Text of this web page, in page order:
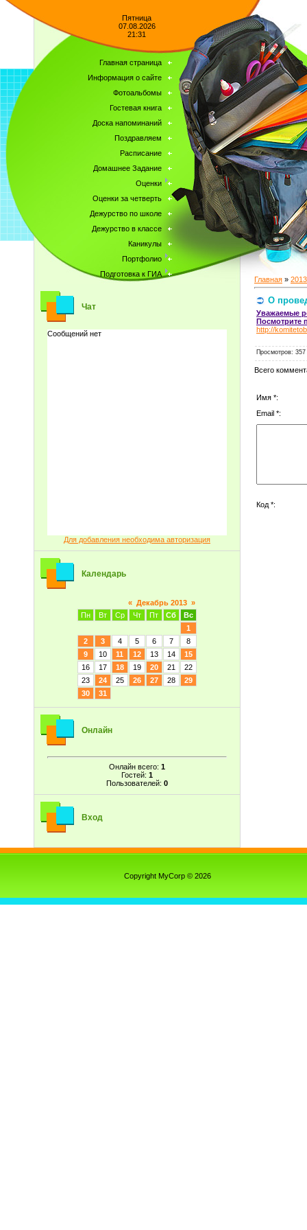
Пятница
07.08.2026
21:31
Главная страница
Информация о сайте
Фотоальбомы
Гостевая книга
Доска напоминаний
Поздравляем
Расписание
Домашнее Задание
Оценки
Оценки за четверть
Дежурство по школе
Дежурство в классе
Каникулы
Портфолио
Подготовка к ГИА
Чат
Для добавления необходима авторизация
Календарь
« Декабрь 2013 »
Пн
Вт Ср Чт Пт Сб
Вс
1
2
3 4 5 6 7
8
9
10 11 12 13 14
15
16
17 18 19 20 21
22
23
24 25 26 27 28
29
30
31
Онлайн
Онлайн всего: 1
Гостей: 1
Пользователей: 0
Вход
Главная » 2013
О
Уважаемые
Посмотрите
http://
Просмотров:
Всего
Имя *:
Email *:
Код *:
Copyright MyCorp © 2026